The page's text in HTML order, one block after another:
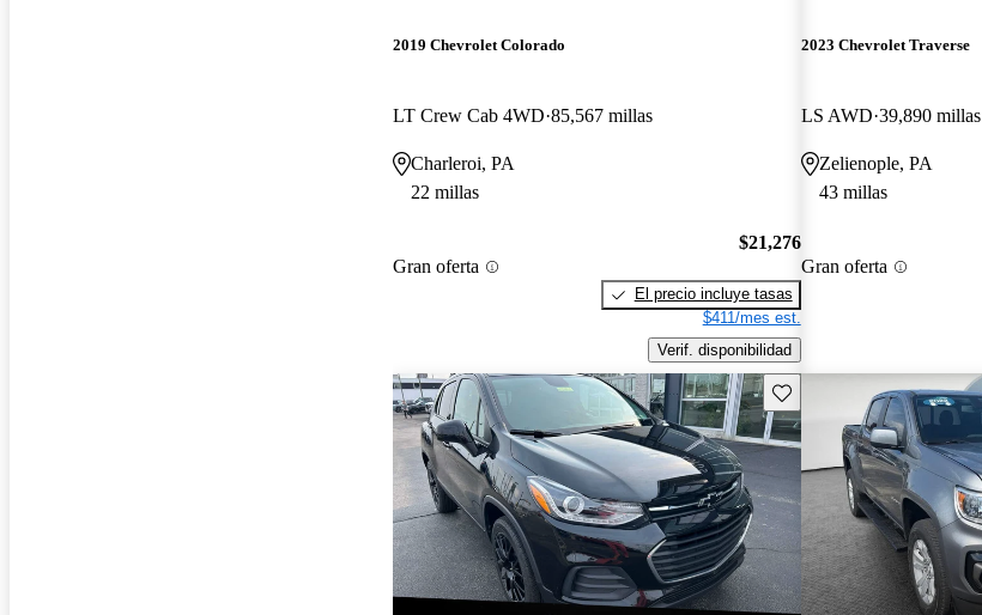
2019 Chevrolet Colorado
LT Crew Cab 4WD 85,567 millas
Charleroi, PA
22 millas
Gran oferta
$21,276
El precio incluye tasas
$411/mes est.
Verif. disponibilidad
2023 Chevrolet Traverse
LS AWD 39,890 millas
Zelienople, PA
43 millas
Gran oferta
Guarda este Aviso